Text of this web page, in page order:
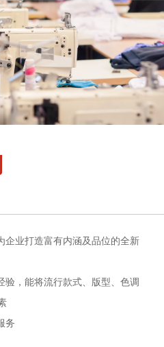
企业打造富有内涵及品位的全新
验，能将流行款式、版型、色调
务